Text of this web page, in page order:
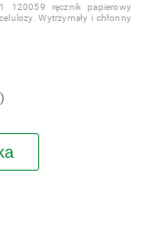
120059 ręcznik papierowy
Wytrzymały i chłonny